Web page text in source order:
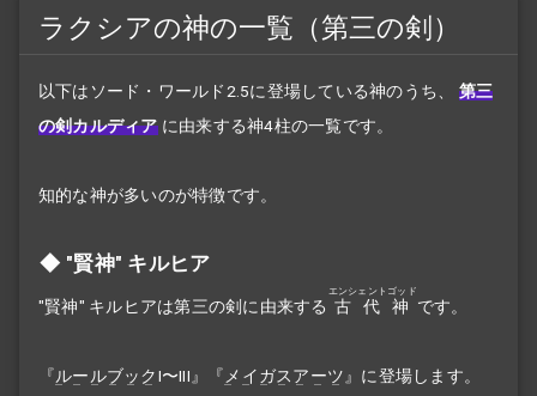
ラクシアの神の一覧（第三の剣）
以下はソード・ワールド2.5に登場している神のうち、
第三
の剣カルディア に由来する神4柱の一覧です。
知的な神が多いのが特徴です。
"賢神" キルヒア
"賢神" キルヒアは第三の剣に由来する 古代神
エンシェントゴッド
です。
『ルールブックI〜III』『メイガスアーツ』に登場します。